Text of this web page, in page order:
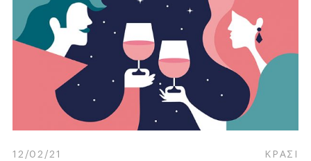
12/02/21 ΚΡΑΣΙ